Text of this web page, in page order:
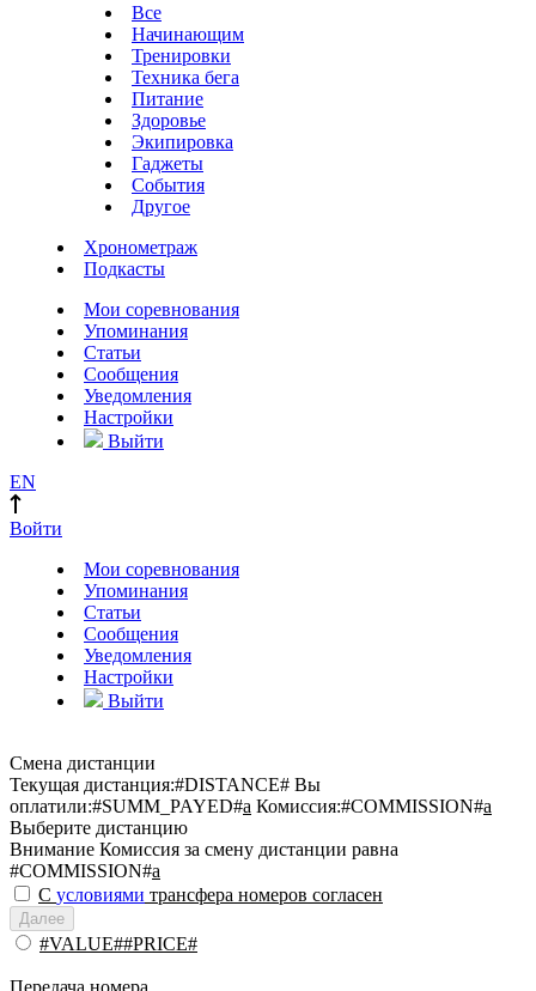
Все
Начинающим
Тренировки
Техника бега
Питание
Здоровье
Экипировка
Гаджеты
События
Другое
Хронометраж
Подкасты
Мои соревнования
Упоминания
Статьи
Сообщения
Уведомления
Настройки
Выйти
EN
Войти
Мои соревнования
Упоминания
Статьи
Сообщения
Уведомления
Настройки
Выйти
Смена дистанции
Текущая дистанция:#DISTANCE# Вы
оплатили:#SUMM_PAYED#a Комиссия:#COMMISSION#a
Выберите дистанцию
Внимание Комиссия за смену дистанции равна
#COMMISSION#a
С условиями трансфера номеров согласен
Далее
#VALUE##PRICE#
Передача номера